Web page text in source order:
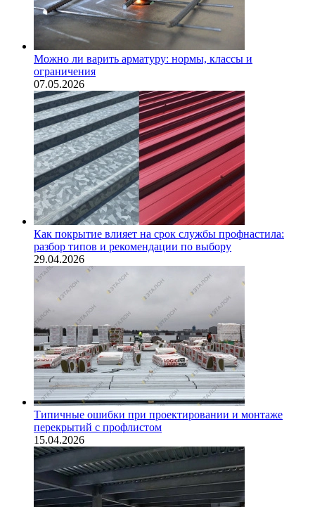
Можно ли варить арматуру: нормы, классы и
ограничения
07.05.2026
Как покрытие влияет на срок службы профнастила:
разбор типов и рекомендации по выбору
29.04.2026
Типичные ошибки при проектировании и монтаже
перекрытий с профлистом
15.04.2026